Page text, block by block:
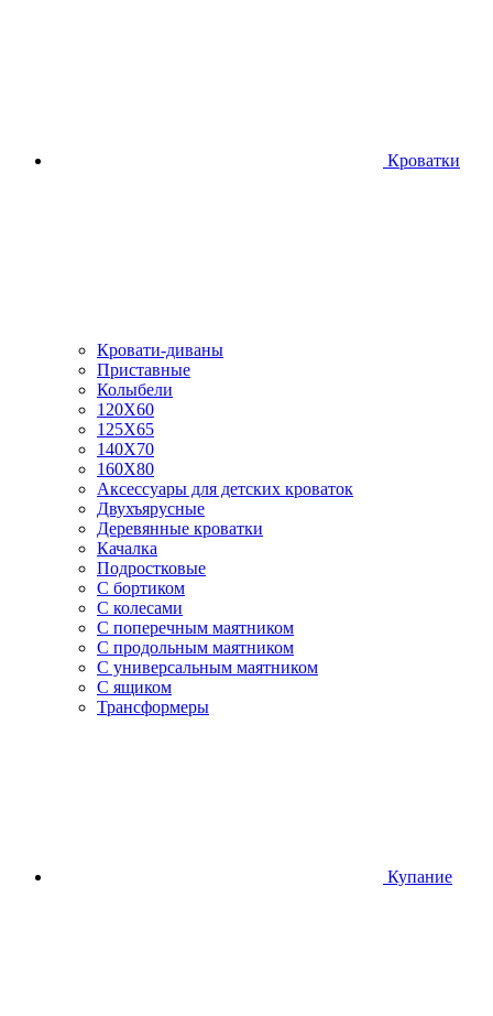
Кроватки
Кровати-диваны
Приставные
Колыбели
120Х60
125X65
140Х70
160Х80
Аксессуары для детских кроваток
Двухъярусные
Деревянные кроватки
Качалка
Подростковые
С бортиком
С колесами
С поперечным маятником
С продольным маятником
С универсальным маятником
С ящиком
Трансформеры
Купание